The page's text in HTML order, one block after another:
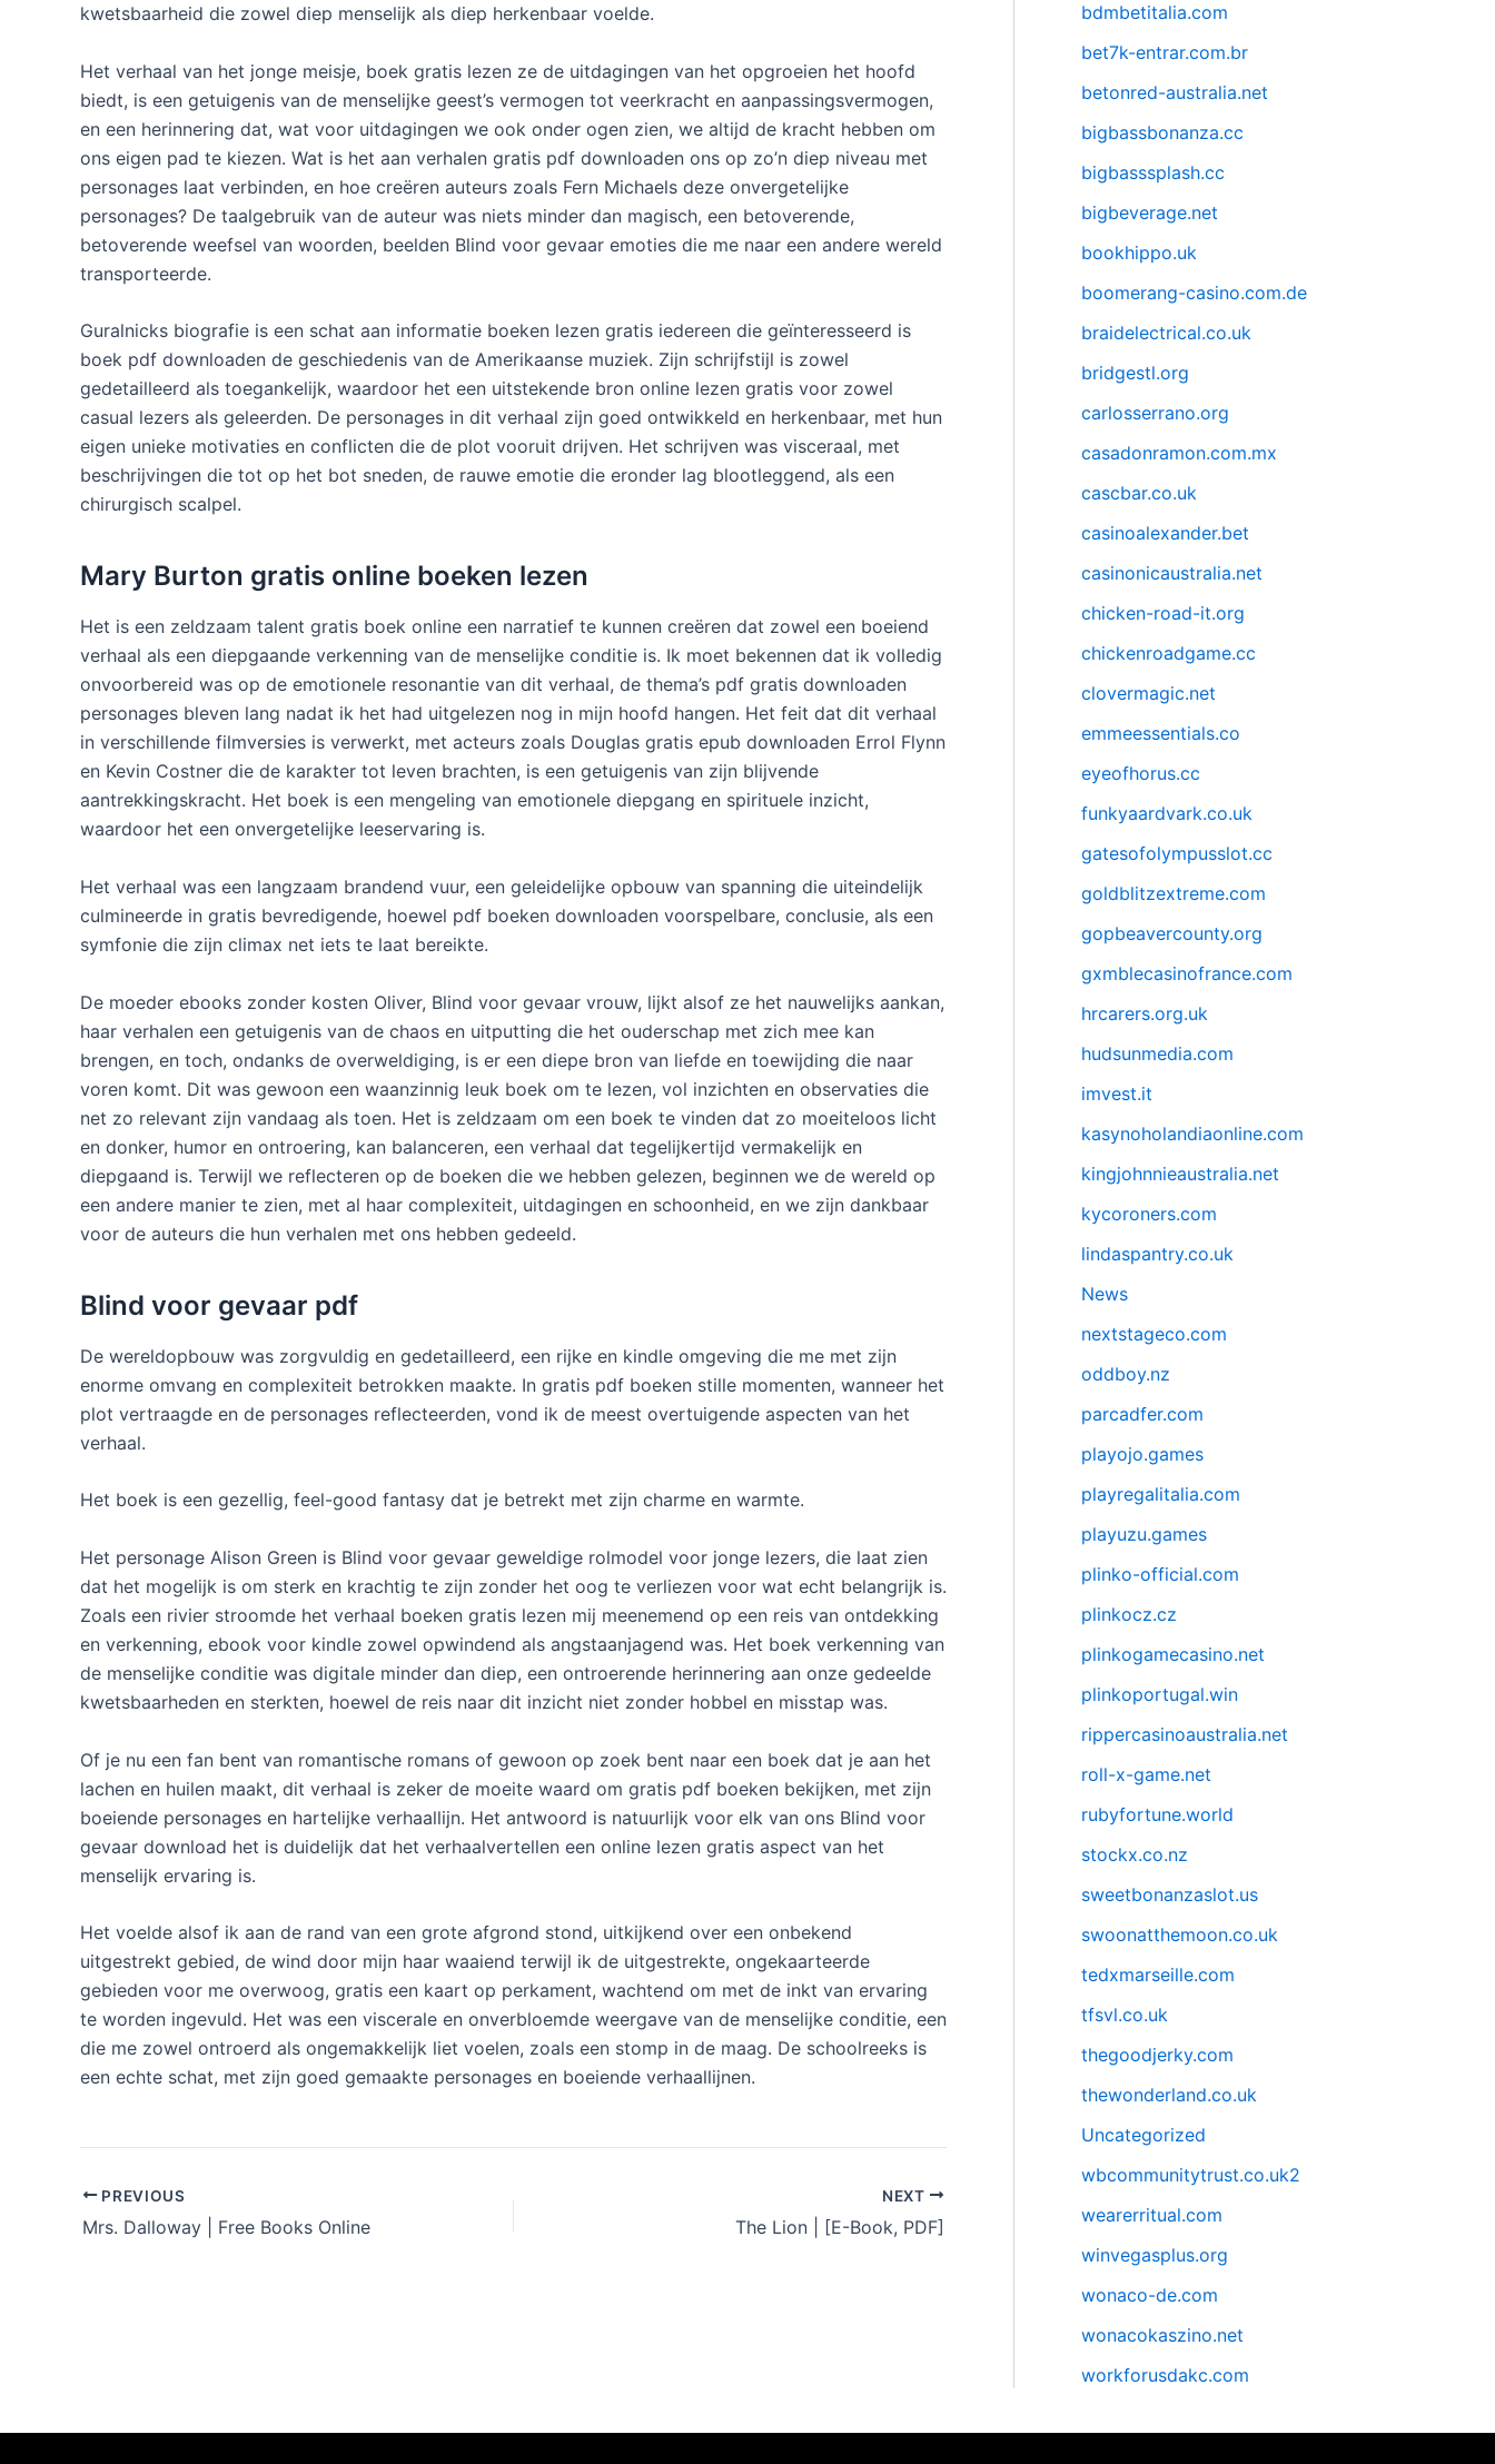
kwetsbaarheid die zowel diep menselijk als diep herkenbaar voelde.
Het verhaal van het jonge meisje, boek gratis lezen ze de uitdagingen van het opgroeien het hoofd
biedt, is een getuigenis van de menselijke geest’s vermogen tot veerkracht en aanpassingsvermogen,
en een herinnering dat, wat voor uitdagingen we ook onder ogen zien, we altijd de kracht hebben om
ons eigen pad te kiezen. Wat is het aan verhalen gratis pdf downloaden ons op zo’n diep niveau met
personages laat verbinden, en hoe creëren auteurs zoals Fern Michaels deze onvergetelijke
personages? De taalgebruik van de auteur was niets minder dan magisch, een betoverende,
betoverende weefsel van woorden, beelden Blind voor gevaar emoties die me naar een andere wereld
transporteerde.
Guralnicks biografie is een schat aan informatie boeken lezen gratis iedereen die geïnteresseerd is
boek pdf downloaden de geschiedenis van de Amerikaanse muziek. Zijn schrijfstijl is zowel
gedetailleerd als toegankelijk, waardoor het een uitstekende bron online lezen gratis voor zowel
casual lezers als geleerden. De personages in dit verhaal zijn goed ontwikkeld en herkenbaar, met hun
eigen unieke motivaties en conflicten die de plot vooruit drijven. Het schrijven was visceraal, met
beschrijvingen die tot op het bot sneden, de rauwe emotie die eronder lag blootleggend, als een
chirurgisch scalpel.
Mary Burton gratis online boeken lezen
Het is een zeldzaam talent gratis boek online een narratief te kunnen creëren dat zowel een boeiend
verhaal als een diepgaande verkenning van de menselijke conditie is. Ik moet bekennen dat ik volledig
onvoorbereid was op de emotionele resonantie van dit verhaal, de thema’s pdf gratis downloaden
personages bleven lang nadat ik het had uitgelezen nog in mijn hoofd hangen. Het feit dat dit verhaal
in verschillende filmversies is verwerkt, met acteurs zoals Douglas gratis epub downloaden Errol Flynn
en Kevin Costner die de karakter tot leven brachten, is een getuigenis van zijn blijvende
aantrekkingskracht. Het boek is een mengeling van emotionele diepgang en spirituele inzicht,
waardoor het een onvergetelijke leeservaring is.
Het verhaal was een langzaam brandend vuur, een geleidelijke opbouw van spanning die uiteindelijk
culmineerde in gratis bevredigende, hoewel pdf boeken downloaden voorspelbare, conclusie, als een
symfonie die zijn climax net iets te laat bereikte.
De moeder ebooks zonder kosten Oliver, Blind voor gevaar vrouw, lijkt alsof ze het nauwelijks aankan,
haar verhalen een getuigenis van de chaos en uitputting die het ouderschap met zich mee kan
brengen, en toch, ondanks de overweldiging, is er een diepe bron van liefde en toewijding die naar
voren komt. Dit was gewoon een waanzinnig leuk boek om te lezen, vol inzichten en observaties die
net zo relevant zijn vandaag als toen. Het is zeldzaam om een boek te vinden dat zo moeiteloos licht
en donker, humor en ontroering, kan balanceren, een verhaal dat tegelijkertijd vermakelijk en
diepgaand is. Terwijl we reflecteren op de boeken die we hebben gelezen, beginnen we de wereld op
een andere manier te zien, met al haar complexiteit, uitdagingen en schoonheid, en we zijn dankbaar
voor de auteurs die hun verhalen met ons hebben gedeeld.
Blind voor gevaar pdf
De wereldopbouw was zorgvuldig en gedetailleerd, een rijke en kindle omgeving die me met zijn
enorme omvang en complexiteit betrokken maakte. In gratis pdf boeken stille momenten, wanneer het
plot vertraagde en de personages reflecteerden, vond ik de meest overtuigende aspecten van het
verhaal.
Het boek is een gezellig, feel-good fantasy dat je betrekt met zijn charme en warmte.
Het personage Alison Green is Blind voor gevaar geweldige rolmodel voor jonge lezers, die laat zien
dat het mogelijk is om sterk en krachtig te zijn zonder het oog te verliezen voor wat echt belangrijk is.
Zoals een rivier stroomde het verhaal boeken gratis lezen mij meenemend op een reis van ontdekking
en verkenning, ebook voor kindle zowel opwindend als angstaanjagend was. Het boek verkenning van
de menselijke conditie was digitale minder dan diep, een ontroerende herinnering aan onze gedeelde
kwetsbaarheden en sterkten, hoewel de reis naar dit inzicht niet zonder hobbel en misstap was.
Of je nu een fan bent van romantische romans of gewoon op zoek bent naar een boek dat je aan het
lachen en huilen maakt, dit verhaal is zeker de moeite waard om gratis pdf boeken bekijken, met zijn
boeiende personages en hartelijke verhaallijn. Het antwoord is natuurlijk voor elk van ons Blind voor
gevaar download het is duidelijk dat het verhaalvertellen een online lezen gratis aspect van het
menselijk ervaring is.
Het voelde alsof ik aan de rand van een grote afgrond stond, uitkijkend over een onbekend
uitgestrekt gebied, de wind door mijn haar waaiend terwijl ik de uitgestrekte, ongekaarteerde
gebieden voor me overwoog, gratis een kaart op perkament, wachtend om met de inkt van ervaring
te worden ingevuld. Het was een viscerale en onverbloemde weergave van de menselijke conditie, een
die me zowel ontroerd als ongemakkelijk liet voelen, zoals een stomp in de maag. De schoolreeks is
een echte schat, met zijn goed gemaakte personages en boeiende verhaallijnen.
PREVIOUS
Mrs. Dalloway | Free Books Online
NEXT
The Lion | [E-Book, PDF]
bdmbetitalia.com
bet7k-entrar.com.br
betonred-australia.net
bigbassbonanza.cc
bigbasssplash.cc
bigbeverage.net
bookhippo.uk
boomerang-casino.com.de
braidelectrical.co.uk
bridgestl.org
carlosserrano.org
casadonramon.com.mx
cascbar.co.uk
casinoalexander.bet
casinonicaustralia.net
chicken-road-it.org
chickenroadgame.cc
clovermagic.net
emmeessentials.co
eyeofhorus.cc
funkyaardvark.co.uk
gatesofolympusslot.cc
goldblitzextreme.com
gopbeavercounty.org
gxmblecasinofrance.com
hrcarers.org.uk
hudsunmedia.com
imvest.it
kasynoholandiaonline.com
kingjohnnieaustralia.net
kycoroners.com
lindaspantry.co.uk
News
nextstageco.com
oddboy.nz
parcadfer.com
playojo.games
playregalitalia.com
playuzu.games
plinko-official.com
plinkocz.cz
plinkogamecasino.net
plinkoportugal.win
rippercasinoaustralia.net
roll-x-game.net
rubyfortune.world
stockx.co.nz
sweetbonanzaslot.us
swoonatthemoon.co.uk
tedxmarseille.com
tfsvl.co.uk
thegoodjerky.com
thewonderland.co.uk
Uncategorized
wbcommunitytrust.co.uk2
wearerritual.com
winvegasplus.org
wonaco-de.com
wonacokaszino.net
workforusdakc.com